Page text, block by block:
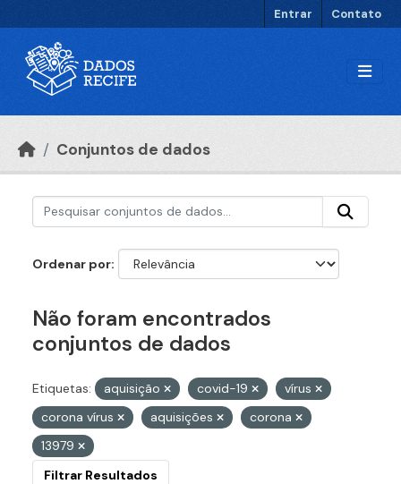
Entrar Contato
Conjuntos de dados
Ordenar por
Não foram encontrados
conjuntos de dados
Etiquetas: aquisição covid-19
vírus
corona vírus
aquisições
corona
13979
Filtrar Resultados